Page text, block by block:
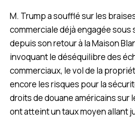
M. Trump a soufflé sur les
commerciale déjà engagée sous
depuis son retour à la Maison
invoquant le déséquilibre des
commerciaux, le vol de la
encore les risques pour la
droits de douane américains sur
ont atteint un taux moyen allant